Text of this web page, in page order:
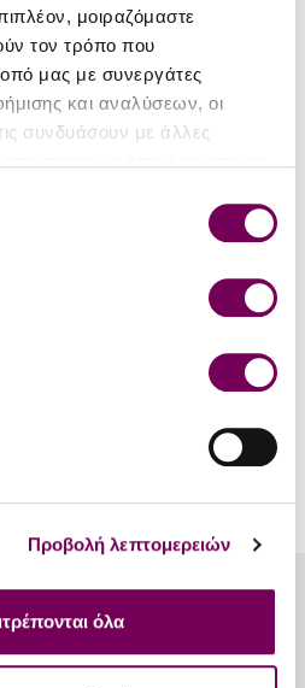
μοιραζόμαστε
τον τρόπο που
μας με συνεργάτες
και αναλύσεων, οι
συνδυάσουν με άλλες
Προβολή λεπτομερειών
όλα
Αθήνα, 17676
025 2215